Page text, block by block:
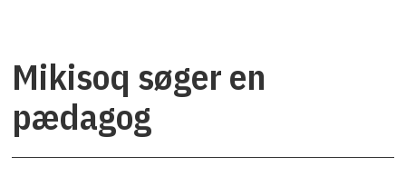
Mikisoq søger en
pædagog